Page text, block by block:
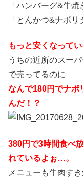
「ハンバーグ&牛焼
「とんかつ&ナポ
もっと安くなって
うちの近所のスー
で売ってるのに
なんで180円でナポ
んだ！？
380円で3時間食べ
れているよぉ…。
メニューも牛肉す